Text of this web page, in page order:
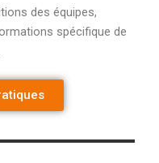
des équipes,
spécifique de